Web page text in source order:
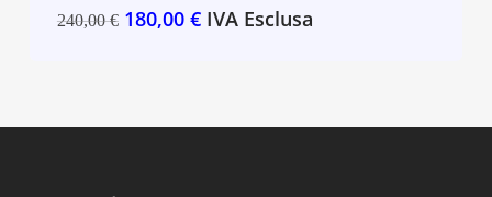
240,00€ Original
180,00 €Current
IVA Esclusa